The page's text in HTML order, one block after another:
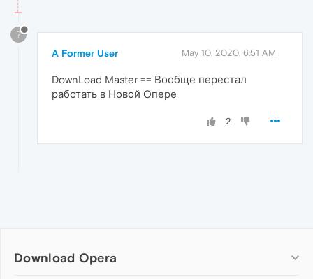
?
A Former User May 10, 2020, 6:51 AM
DownLoad Master == Вообще перестал
работать в Новой Oпере
2
Download Opera